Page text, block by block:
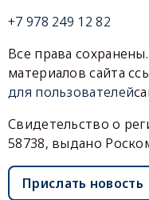
+7 978 249 12 82
Все права
материалов сайта
для пользователей
Свидетельство о
58738, выдано
Прислать новость